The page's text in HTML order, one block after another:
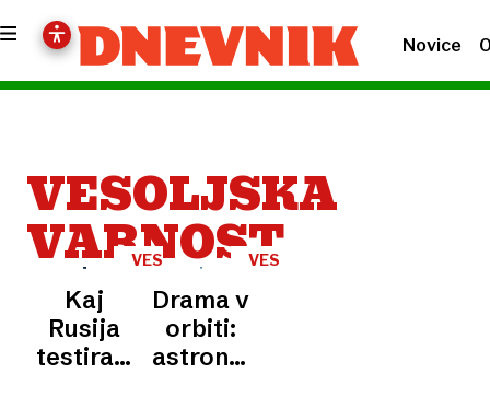
Novice
VESOLJSKA
VARNOST
VESOLJE
Kaj
Rusija
testira v
VESOLJE
Drama v
orbiti:
astronavti